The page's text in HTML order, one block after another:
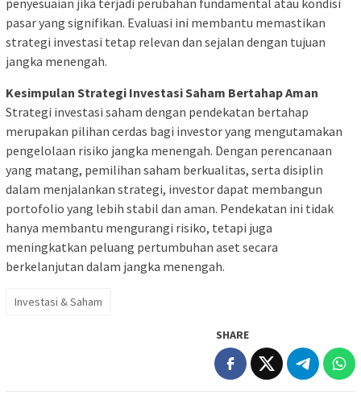
pasar yang signifikan. Evaluasi ini membantu memastikan
strategi investasi tetap relevan dan sejalan dengan tujuan
jangka menengah.
Kesimpulan Strategi Investasi Saham Bertahap Aman
Strategi investasi saham dengan pendekatan bertahap
merupakan pilihan cerdas bagi investor yang mengutamakan
pengelolaan risiko jangka menengah. Dengan perencanaan
yang matang, pemilihan saham berkualitas, serta disiplin
dalam menjalankan strategi, investor dapat membangun
portofolio yang lebih stabil dan aman. Pendekatan ini tidak
hanya membantu mengurangi risiko, tetapi juga
meningkatkan peluang pertumbuhan aset secara
berkelanjutan dalam jangka menengah.
Investasi & Saham
SHARE